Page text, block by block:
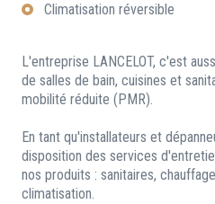
Climatisation réversible
L'entreprise LANCELOT, c'est
de salles de bain, cuisines et
mobilité réduite (PMR).
En tant qu'installateurs et
disposition des services
nos produits : sanitaires,
climatisation.